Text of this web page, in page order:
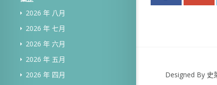
2026 年 八月
2026 年 七月
2026 年 六月
2026 年 五月
2026 年 四月
Designed By 史